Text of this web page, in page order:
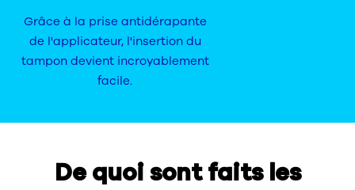
Grâce à la prise antidérapante
de l'applicateur, l'insertion du
tampon devient incroyablement
facile.
De quoi sont faits les